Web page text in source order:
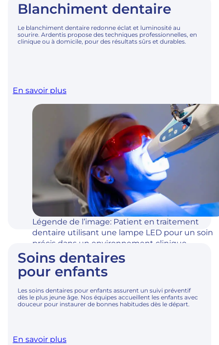
professionnel.
Blanchiment dentaire
Le blanchiment dentaire redonne éclat et luminosité au
sourire. Ardentis propose des techniques professionnelles, en
clinique ou à domicile, pour des résultats sûrs et durables.
En savoir plus
Légende de l’image: Patient en traitement
dentaire utilisant une lampe LED pour un soin
précis dans un environnement clinique
moderne.
Soins dentaires
pour enfants
Les soins dentaires pour enfants assurent un suivi préventif
dès le plus jeune âge. Nos équipes accueillent les enfants avec
douceur pour instaurer de bonnes habitudes dès le départ.
En savoir plus